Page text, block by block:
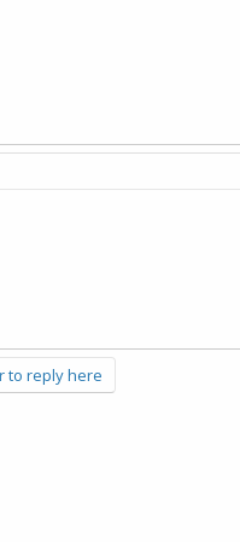
to reply here.